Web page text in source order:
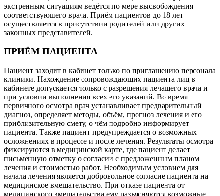
экстренным ситуациям ведётся по мере высвобождения
соответствующего врача. Приём пациентов до 18 лет
осуществляется в присутствии родителей или других
законных представителей.
ПРИЁМ ПАЦИЕНТА
Пациент заходит в кабинет только по приглашению персонала
клиники. Нахождение сопровождающих пациента лиц в
кабинете допускается только с разрешения лечащего врача и
при условии выполнения всех его указаний. Во время
первичного осмотра врач устанавливает предварительный
диагноз, определяет методы, объём, прогноз лечения и его
приблизительную смету, о чём подробно информирует
пациента. Также пациент предупреждается о возможных
осложнениях в процессе и после лечения. Результаты осмотра
фиксируются в медицинской карте, где пациент делает
письменную отметку о согласии с предложенным планом
лечения и стоимостью работ. Необходимым условием для
начала лечения является добровольное согласие пациента на
медицинское вмешательство. При отказе пациента от
медицинского вмешательства ему разъясняются возможные